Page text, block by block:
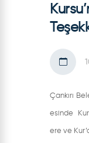
Çankırı
esinde
ere ve